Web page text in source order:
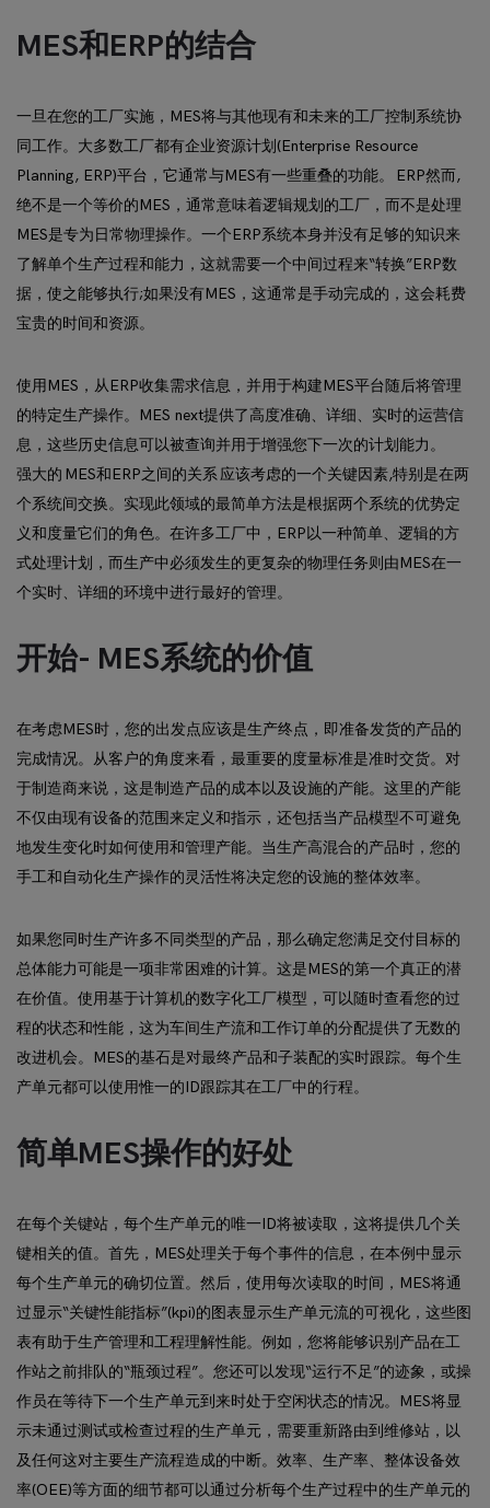
MES和ERP的结合
一旦在您的工厂实施，MES将与其他现有和未来的工厂控制系统协
同工作。大多数工厂都有企业资源计划(Enterprise Resource
Planning, ERP)平台，它通常与MES有一些重叠的功能。 ERP然而,
绝不是一个等价的MES，通常意味着逻辑规划的工厂，而不是处理
MES是专为日常物理操作。一个ERP系统本身并没有足够的知识来
了解单个生产过程和能力，这就需要一个中间过程来“转换”ERP数
据，使之能够执行;如果没有MES，这通常是手动完成的，这会耗费
宝贵的时间和资源。
使用MES，从ERP收集需求信息，并用于构建MES平台随后将管理
的特定生产操作。MES next提供了高度准确、详细、实时的运营信
息，这些历史信息可以被查询并用于增强您下一次的计划能力。
强大的 MES和ERP之间的关系 应该考虑的一个关键因素,特别是在两
个系统间交换。实现此领域的最简单方法是根据两个系统的优势定
义和度量它们的角色。在许多工厂中，ERP以一种简单、逻辑的方
式处理计划，而生产中必须发生的更复杂的物理任务则由MES在一
个实时、详细的环境中进行最好的管理。
开始- MES系统的价值
在考虑MES时，您的出发点应该是生产终点，即准备发货的产品的
完成情况。从客户的角度来看，最重要的度量标准是准时交货。对
于制造商来说，这是制造产品的成本以及设施的产能。这里的产能
不仅由现有设备的范围来定义和指示，还包括当产品模型不可避免
地发生变化时如何使用和管理产能。当生产高混合的产品时，您的
手工和自动化生产操作的灵活性将决定您的设施的整体效率。
如果您同时生产许多不同类型的产品，那么确定您满足交付目标的
总体能力可能是一项非常困难的计算。这是MES的第一个真正的潜
在价值。使用基于计算机的数字化工厂模型，可以随时查看您的过
程的状态和性能，这为车间生产流和工作订单的分配提供了无数的
改进机会。MES的基石是对最终产品和子装配的实时跟踪。每个生
产单元都可以使用惟一的ID跟踪其在工厂中的行程。
简单MES操作的好处
在每个关键站，每个生产单元的唯一ID将被读取，这将提供几个关
键相关的值。首先，MES处理关于每个事件的信息，在本例中显示
每个生产单元的确切位置。然后，使用每次读取的时间，MES将通
过显示“关键性能指标”(kpi)的图表显示生产单元流的可视化，这些图
表有助于生产管理和工程理解性能。例如，您将能够识别产品在工
作站之前排队的“瓶颈过程”。您还可以发现“运行不足”的迹象，或操
作员在等待下一个生产单元到来时处于空闲状态的情况。MES将显
示未通过测试或检查过程的生产单元，需要重新路由到维修站，以
及任何这对主要生产流程造成的中断。效率、生产率、整体设备效
率(OEE)等方面的细节都可以通过分析每个生产过程中的生产单元的